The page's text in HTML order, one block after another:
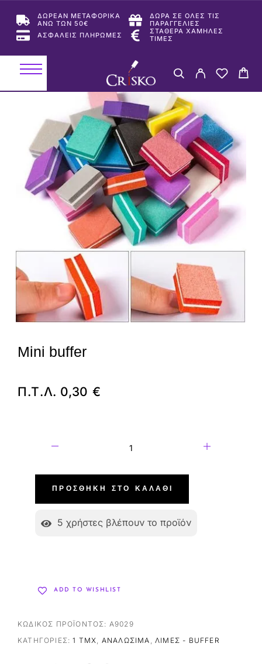
ΔΩΡΕΑΝ ΜΕΤΑΦΟΡΙΚΑ
ΑΝΩ ΤΩΝ 50€
ΔΩΡΑ ΣΕ ΟΛΕΣ ΤΙΣ
ΠΑΡΑΓΓΕΛΙΕΣ
ΑΣΦΑΛΕΙΣ ΠΛΗΡΩΜΕΣ
ΣΤΑΘΕΡΑ ΧΑΜΗΛΕΣ
ΤΙΜΕΣ
Mini buffer
Π.Τ.Λ. 0,30 €
ΠΡΟΣΘΉΚΗ ΣΤΟ ΚΑΛΆΘΙ
5 χρήστες βλέπουν το προϊόν
ADD TO WISHLIST
ΚΩΔΙΚΌΣ ΠΡΟΪΌΝΤΟΣ: A9029
ΚΑΤΗΓΟΡΊΕΣ:1 ΤΜΧ ΑΝΑΛΏΣΙΜΑ ,ΛΊΜΕΣ - BUFFER